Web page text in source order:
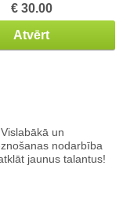
€ 30.00
Atvērt
un
nodarbība
jaunus talantus!